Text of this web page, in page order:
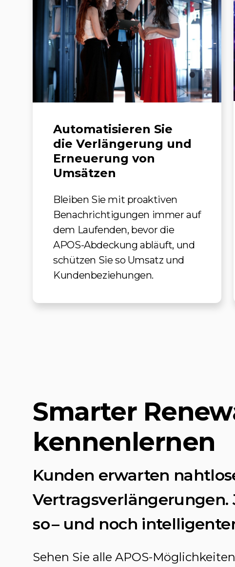
Automatisieren Sie
die Verlängerung und
Erneuerung von
Umsätzen
Bleiben Sie mit proaktiven
Benachrichtigungen immer auf
dem Laufenden, bevor die
APOS-Abdeckung abläuft, und
schützen Sie so Umsatz und
Kundenbeziehungen.
Smarter
kennenlernen
Kunden erwarten
Vertragsverlängerungen.
so – und noch
Sehen Sie alle APOS-